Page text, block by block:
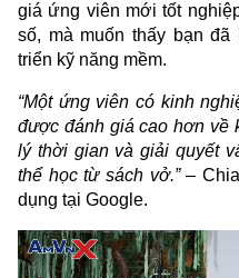
giá ứng viên mới tốt
số, mà muốn thấy bạn
triển kỹ năng mềm.
“Một ứng viên có kinh
được đánh giá cao hơn về
lý thời gian và giải quyết
thể học từ sách vở.”– Chia
dụng tại Google.